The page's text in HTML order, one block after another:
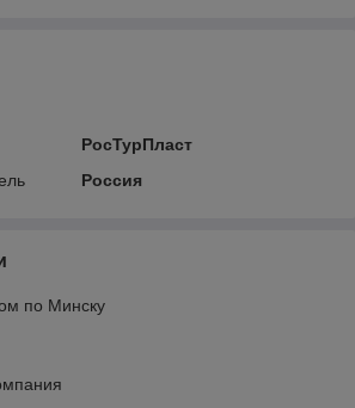
РосТурПласт
Россия
по Минску